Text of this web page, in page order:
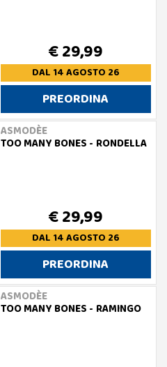
€ 29,99
DAL 14 AGOSTO 26
PREORDINA
ASMODÈE
TOO MANY BONES - RONDELLA
€ 29,99
DAL 14 AGOSTO 26
PREORDINA
ASMODÈE
TOO MANY BONES - RAMINGO